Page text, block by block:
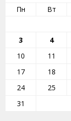
Пн
Вт
3
4
10
11
17
18
24
25
31